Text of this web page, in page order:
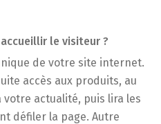
le visiteur ?
de votre site internet.
accès aux produits, au
actualité, puis lira les
défiler la page. Autre